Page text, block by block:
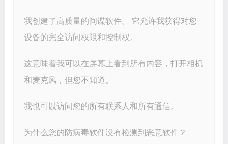
我创建了高质量的间谍软件。 它允许我获得对您
设备的完全访问权限和控制权。
这意味着我可以在屏幕上看到所有内容，打开相机
和麦克风，但您不知道。
我也可以访问您的所有联系人和所有通信。
为什么您的防病毒软件没有检测到恶意软件？